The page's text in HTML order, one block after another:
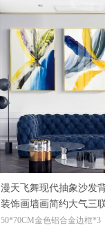
漫天飞舞现代抽象沙发
装饰画墙画简约大气三
莹剔透奢华极致工厂直
50*70CM金色铝合金边框*3